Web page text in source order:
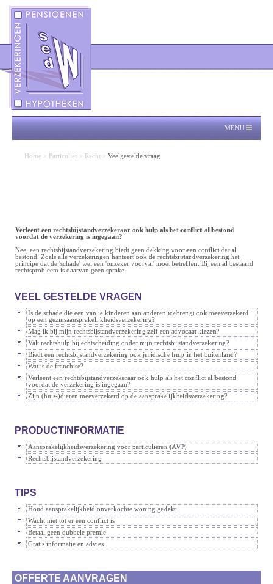
MENU
Home > Particulier > Recht > Veelgestelde vraag
Verleent een rechtsbijstandverzekeraar ook hulp als het conflict al bestond
voordat de verzekering is ingegaan?
Nee, een rechtsbijstandverzekering biedt geen dekking voor een conflict dat al
bestond. Zoals alle verzekeringen hanteert ook de rechtsbijstandverzekering het
principe dat de 'schade' wel een 'onzeker voorval' moet betreffen. Bij een al bestaand
rechtsprobleem is daarvan geen sprake.
VEEL GESTELDE VRAGEN
Is de schade die een van je kinderen aan anderen toebrengt ook meeverzekerd
op een gezinsaansprakelijkheidsverzekering?
Mag ik bij mijn rechtsbijstandverzekering zelf een advocaat kiezen?
Valt rechtshulp bij echtscheiding onder mijn rechtsbijstandverzekering?
Biedt een rechtsbijstandverzekering ook juridische hulp in het buitenland?
Wat is de franchise?
Verleent een rechtsbijstandverzekeraar ook hulp als het conflict al bestond
voordat de verzekering is ingegaan?
Zijn (huis-)dieren meeverzekerd op de aansprakelijkheidsverzekering?
PRODUCTINFORMATIE
Aansprakelijkheidsverzekering voor particulieren (AVP)
Rechtsbijstandverzekering
TIPS
Houd aansprakelijkheid onverkochte woning gedekt
Wacht niet tot er een conflict is
Betaal geen dubbele premie
Gratis informatie en advies
OFFERTE AANVRAGEN